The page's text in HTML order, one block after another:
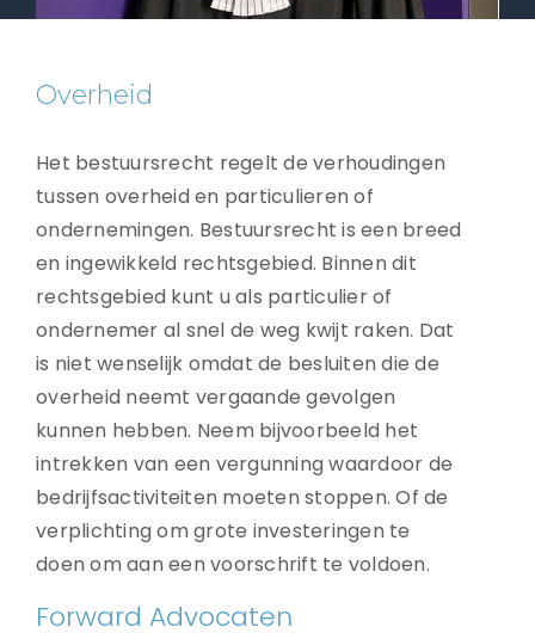
Overheid
Het bestuursrecht regelt de verhoudingen
tussen overheid en particulieren of
ondernemingen. Bestuursrecht is een breed
en ingewikkeld rechtsgebied. Binnen dit
rechtsgebied kunt u als particulier of
ondernemer al snel de weg kwijt raken. Dat
is niet wenselijk omdat de besluiten die de
overheid neemt vergaande gevolgen
kunnen hebben. Neem bijvoorbeeld het
intrekken van een vergunning waardoor de
bedrijfsactiviteiten moeten stoppen. Of de
verplichting om grote investeringen te
doen om aan een voorschrift te voldoen.
Forward Advocaten